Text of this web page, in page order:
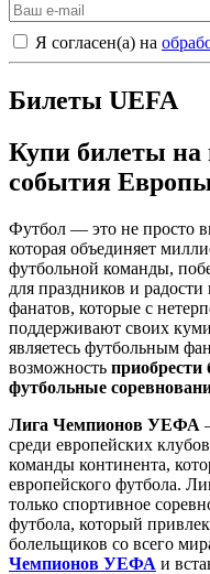
Я согласен(а) на
Билеты UEFA
Купи билеты на
события
Футбол — это не просто
которая объединяет
футбольной команды,
для праздников и
фанатов, которые с
поддерживают своих
являетесь футбольным
возможность
футбольные
Лига Чемпионов УЕФА
среди европейских
команды континента,
европейского футбола.
только спортивное
футбола, который
болельщиков со всего
Чемпионов УЕФА и